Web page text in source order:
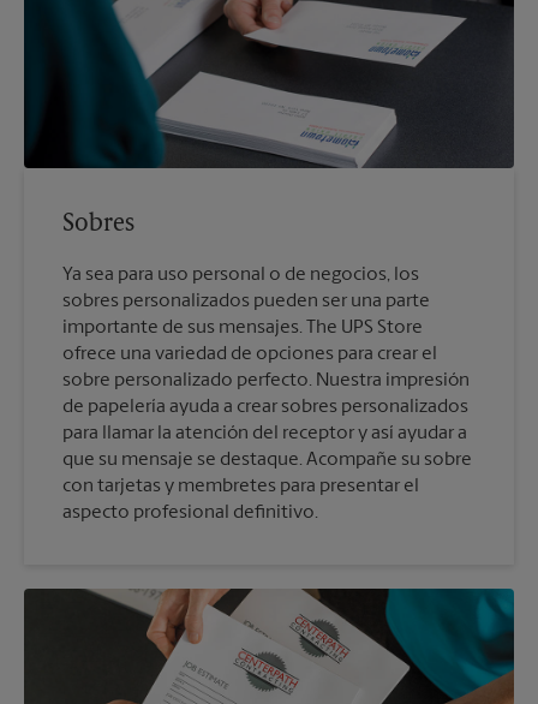
Sobres
Ya sea para uso personal o de negocios, los
sobres personalizados pueden ser una parte
importante de sus mensajes. The UPS Store
ofrece una variedad de opciones para crear el
sobre personalizado perfecto. Nuestra impresión
de papelería ayuda a crear sobres personalizados
para llamar la atención del receptor y así ayudar a
que su mensaje se destaque. Acompañe su sobre
con tarjetas y membretes para presentar el
aspecto profesional definitivo.